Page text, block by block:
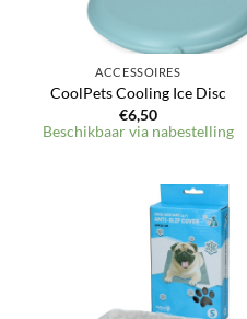
ACCESSOIRES
CoolPets Cooling Ice Disc
€6,50
Beschikbaar via nabestelling
Toevoegen
aan
verlanglijst